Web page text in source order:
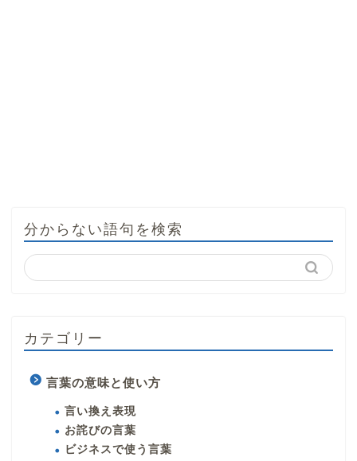
分からない語句を検索
カテゴリー
言葉の意味と使い方
言い換え表現
お詫びの言葉
ビジネスで使う言葉